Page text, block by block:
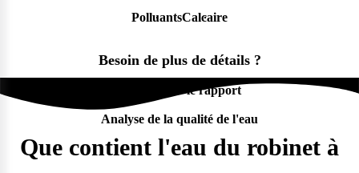
PolluantsCalcaire
Besoin de plus de détails ?
Télécharger le rapport
Analyse de la qualité de l'eau
Que contient l'eau du robinet à